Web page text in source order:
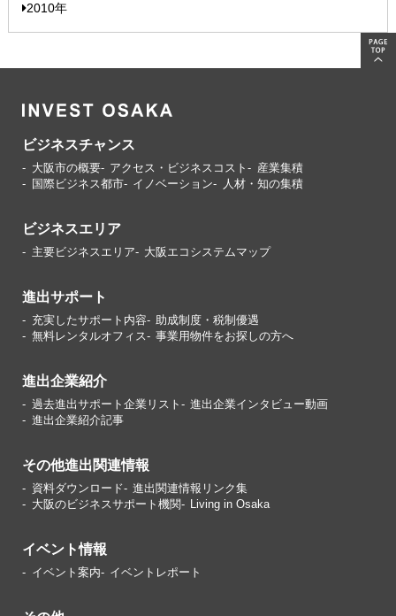
2010年
ビジネスチャンス
大阪市の概要 アクセス・ビジネスコスト
産業集積
国際ビジネス都市
イノベーション 人材・知の集積
ビジネスエリア
主要ビジネスエリア 大阪エコシステムマップ
進出サポート
充実したサポート内容
助成制度・税制優遇
無料レンタルオフィス
事業用物件をお探しの方へ
進出企業紹介
過去進出サポート企業リスト
進出企業インタビュー動画
進出企業紹介記事
その他進出関連情報
資料ダウンロード
進出関連情報リンク集
大阪のビジネスサポート機関
Living in Osaka
イベント情報
イベント案内 イベントレポート